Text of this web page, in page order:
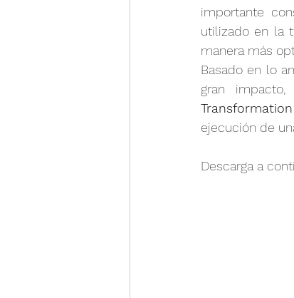
importante
utilizado en la
manera más
Basado en lo
gran
ejecución de
Descarga a